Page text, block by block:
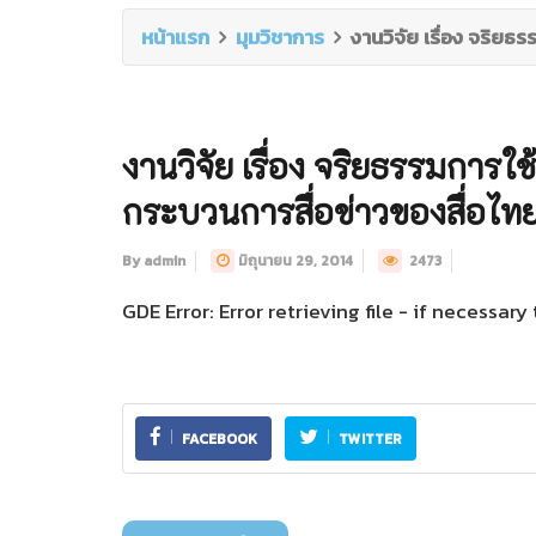
หน้าแรก มุมวิชาการ งานวิจัย เรื่อง จริยธ
งานวิจัย เรื่อง จริยธรรมการ
กระบวนการสื่อข่าวของสื่อไ
By admin มิถุนายน 29, 2014 2473
GDE Error: Error retrieving file - if
FACEBOOK TWITTER